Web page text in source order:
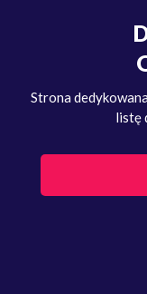
Strona
listę